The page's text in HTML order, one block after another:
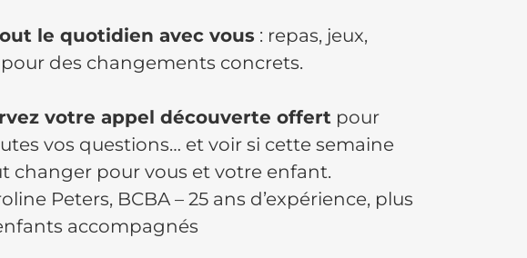
le quotidien avec vous : repas, jeux,
des changements concrets.
votre appel découverte offertpour
vos questions… et voir si cette semaine
changer pour vous et votre enfant.
Peters, BCBA – 25 ans d’expérience, plus
accompagnés